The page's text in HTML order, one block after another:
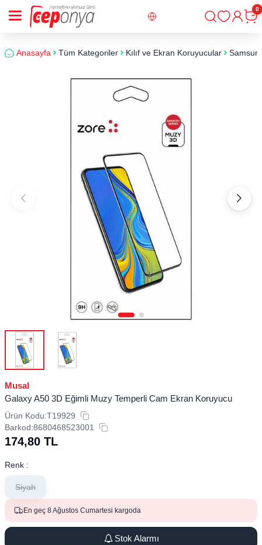
Giriş
0
Anasayfa Tüm Kategoriler Kılıf ve Ekran Koruyucular
Musal
Galaxy A50 3D Eğimli Muzy Temperli Cam Ekran Koruyucu
Ürün Kodu:T19929
Barkod:8680468523001
174,80 TL
Renk :
Siyah
En geç 8 Ağustos Cumartesi kargoda
Stok Alarmı